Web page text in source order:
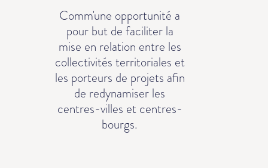
Comm'une opportunité a
pour but de faciliter la
mise en relation entre les
collectivités territoriales et
les porteurs de projets afin
de redynamiser les
centres-villes et centres-
bourgs.